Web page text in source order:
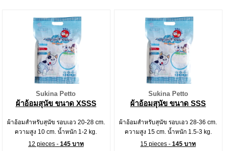
Sukina Petto
ผ้าอ้อมสุนัข ขนาด XSSS
ผ้าอ้อมสำหรับสุนัข รอบเอว 20-28 cm.
ความสูง 10 cm. น้ำหนัก 1-2 kg.
12 pieces - 145 บาท
Sukina Petto
ผ้าอ้อมสุนัข ขนาด SSS
ผ้าอ้อมสำหรับสุนัข รอบเอว 28-36 cm.
ความสูง 15 cm. น้ำหนัก 1.5-3 kg.
15 pieces -145 บาท